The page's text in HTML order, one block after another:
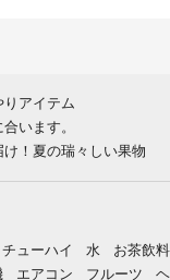
りアイテム
います。
！夏の瑞々しい果物
チューハイ 水 お茶飲料
エアコン フルーツ